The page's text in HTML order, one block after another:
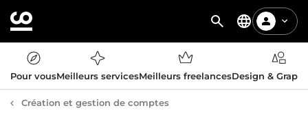
Pour vousMeilleurs servicesMeilleurs freelancesDesign &
Création et gestion de comptes